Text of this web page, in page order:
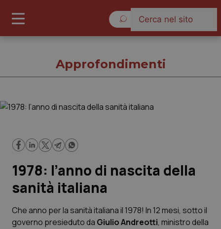
Cronache
Governo e Parlamento
Regioni e Asl
Lavoro e Professioni
Approfondimenti
1978: l’anno di nascita della
sanità italiana
Che anno per la sanità italiana il 1978! In 12 mesi, sotto il
governo presieduto da Giulio Andreotti, ministro della